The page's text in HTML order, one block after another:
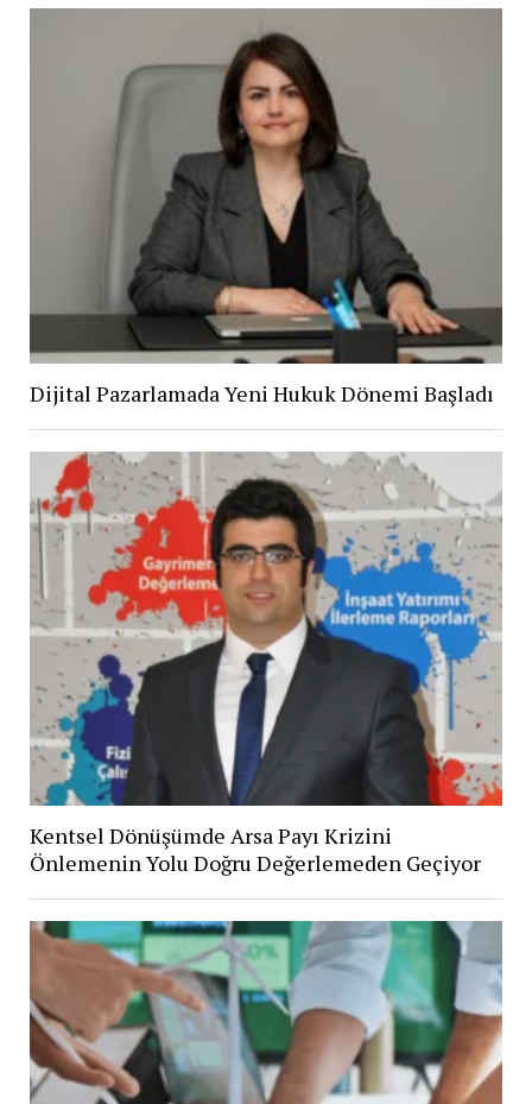
Dijital Pazarlamada Yeni Hukuk Dönemi Başladı
Kentsel Dönüşümde Arsa Payı Krizini
Önlemenin Yolu Doğru Değerlemeden Geçiyor